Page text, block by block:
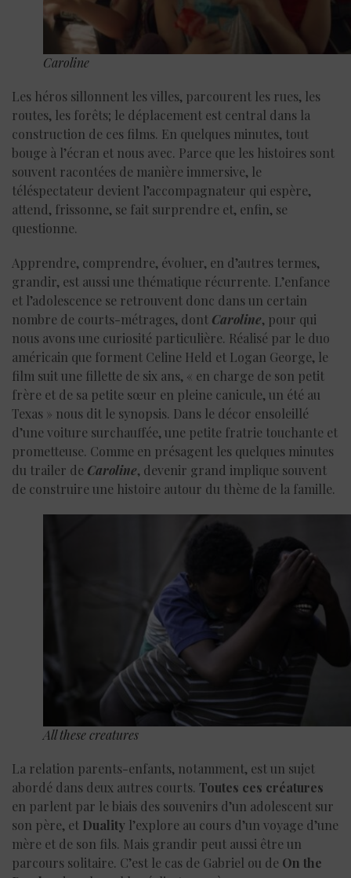
Caroline
Les héros sillonnent les villes, parcourent les rues, les
routes, les forêts; le déplacement est central dans la
construction de ces films. En quelques minutes, tout
bouge à l’écran et nous avec. Parce que les histoires sont
souvent racontées de manière immersive, le
téléspectateur devient l’accompagnateur qui espère,
attend, frissonne, se fait surprendre et, enfin, se
questionne.
Apprendre, comprendre, évoluer, en d’autres termes,
grandir, est aussi une thématique récurrente. L’enfance
et l’adolescence se retrouvent donc dans un certain
nombre de courts-métrages, dont Caroline, pour qui
nous avons une curiosité particulière. Réalisé par le duo
américain que forment Celine Held et Logan George, le
film suit une fillette de six ans, « en charge de son petit
frère et de sa petite sœur en pleine canicule, un été au
Texas » nous dit le synopsis. Dans le décor ensoleillé
d’une voiture surchauffée, une petite fratrie touchante et
prometteuse. Comme en présagent les quelques minutes
du trailer de Caroline, devenir grand implique souvent
de construire une histoire autour du thème de la famille.
All these creatures
La relation parents-enfants, notamment, est un sujet
abordé dans deux autres courts. Toutes ces créatures
en parlent par le biais des souvenirs d’un adolescent sur
son père, et Duality l’explore au cours d’un voyage d’une
mère et de son fils. Mais grandir peut aussi être un
parcours solitaire. C’est le cas de Gabriel ou de On the